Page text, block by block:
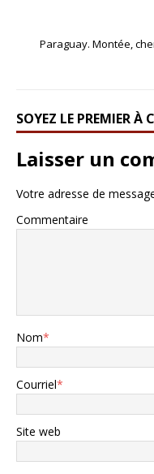
Paraguay. Montée,
SOYEZ LE PREMIER À
Laisser un
Votre adresse de
Commentaire
Nom*
Courriel*
Site web